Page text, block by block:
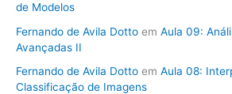
de Modelos
Fernando de Avila Dotto em Aula 09:
Avançadas II
Fernando de Avila Dotto em Aula 08:
Classificação de Imagens